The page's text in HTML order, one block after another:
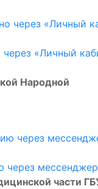
«Личный
Народной
через
части